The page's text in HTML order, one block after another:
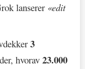
lanserer«edit
3
hvorav 23.000